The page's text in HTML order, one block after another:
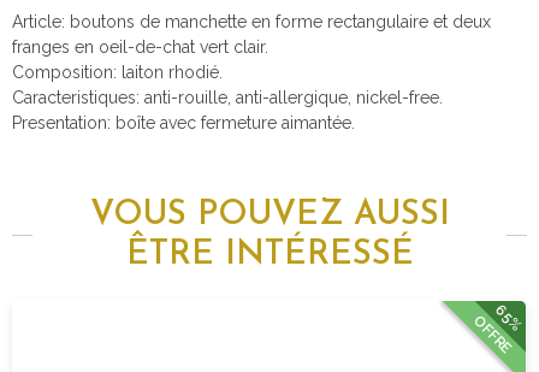
Article: boutons de manchette en forme rectangulaire et deux
franges en oeil-de-chat vert clair.
Composition: laiton rhodié.
Caracteristiques: anti-rouille, anti-allergique, nickel-free.
Presentation: boîte avec fermeture aimantée.
VOUS POUVEZ AUSSI
ÊTRE INTÉRESSÉ
65%
OFFRE